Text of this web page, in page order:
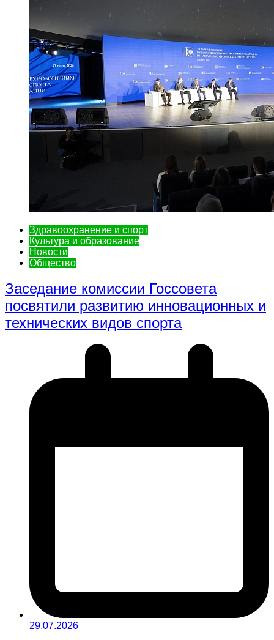
Здравоохранение и спорт
Культура и образование
Новости
Общество
Заседание комиссии Госсовета
посвятили развитию инновационных и
технических видов спорта
29.07.2026